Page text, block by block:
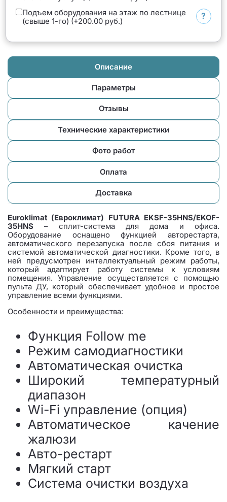
Подъем оборудования на этаж по лестнице
(свыше 1-го) (+200.00 руб.)
?
Описание
Параметры
Отзывы
Технические характеристики
Фото работ
Оплата
Доставка
Euroklimat (Евроклимат) FUTURA EKSF-35HNS/EKOF-
35HNS – cплит-система для дома и офиса.
Оборудование оснащено функцией авторестарта,
автоматического перезапуска после сбоя питания и
системой автоматической диагностики. Кроме того, в
ней предусмотрен интеллектуальный режим работы,
который адаптирует работу системы к условиям
помещения. Управление осуществляется с помощью
пульта ДУ, который обеспечивает удобное и простое
управление всеми функциями.
Особенности и преимущества:
Функция Follow me
Режим самодиагностики
Автоматическая очистка
Широкий температурный
диапазон
Wi-Fi управление (опция)
Автоматическое качение
жалюзи
Авто-рестарт
Мягкий старт
Система очистки воздуха